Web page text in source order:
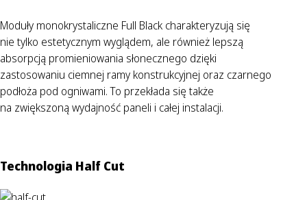
Moduły monokrystaliczne Full Black charakteryzują się
nie tylko estetycznym wyglądem, ale również lepszą
absorpcją promieniowania słonecznego dzięki
zastosowaniu ciemnej ramy konstrukcyjnej oraz czarnego
podłoża pod ogniwami. To przekłada się także
na zwiększoną wydajność paneli i całej instalacji.
Technologia Half Cut